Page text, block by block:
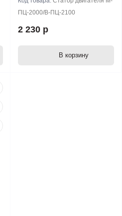
ПЦ-2000/В-ПЦ-2100
2 230 р
В корзину